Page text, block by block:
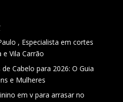
, Especialista em cortes
Vila Carrão
Cabelo para 2026: O Guia
e Mulheres
em v para arrasar no